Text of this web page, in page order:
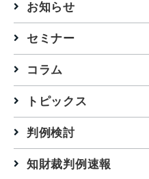
お知らせ
セミナー
コラム
トピックス
判例検討
知財裁判例速報